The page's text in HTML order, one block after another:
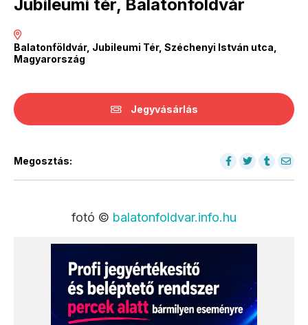
Jubileumi tér, Balatonföldvár
Balatonföldvár, Jubileumi Tér, Széchenyi István utca,
Magyarország
Jegyvásárlás
Megosztás:
fotó © balatonfoldvar.info.hu